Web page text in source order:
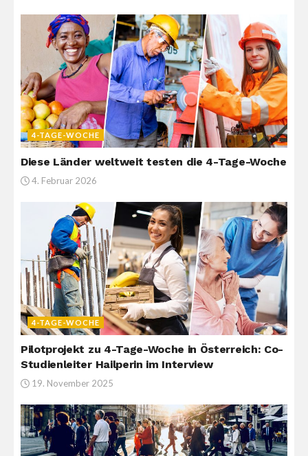
4-TAGE-WOCHE
Diese Länder weltweit testen die 4-Tage-Woche
4. Februar 2026
4-TAGE-WOCHE
Pilotprojekt zu 4-Tage-Woche in Österreich: Co-
Studienleiter Hailperin im Interview
19. November 2025